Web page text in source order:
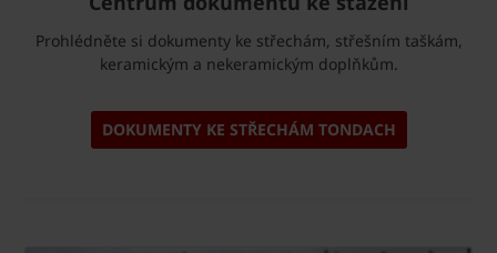
Prohlédněte si dokumenty ke střechám, střešním taškám,
keramickým a nekeramickým doplňkům.
DOKUMENTY KE STŘECHÁM TONDACH